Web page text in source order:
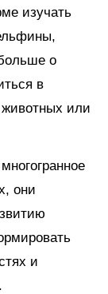
изучать
о
в
или
они
и